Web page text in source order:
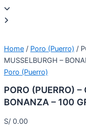
Home / Poro (Puerro) /
MUSSELBURGH –
Poro (Puerro)
PORO (PUERRO)
BONANZA – 100
S/ 0.00